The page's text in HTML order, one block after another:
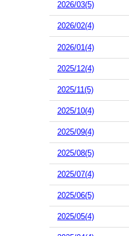
2026/03(5)
2026/02(4)
2026/01(4)
2025/12(4)
2025/11(5)
2025/10(4)
2025/09(4)
2025/08(5)
2025/07(4)
2025/06(5)
2025/05(4)